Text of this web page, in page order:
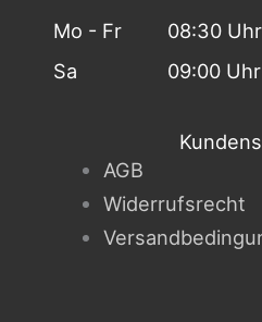
Mo - Fr
08:30
Sa
09:00
AGB
Widerrufsrecht